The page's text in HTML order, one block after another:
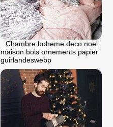
Chambre boheme deco noel
maison bois ornements papier
guirlandeswebp